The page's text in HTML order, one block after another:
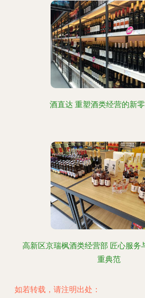
酒直达 重塑酒类经营的新
高新区京瑞枫酒类经营部 匠心服务
重典范
如若转载，请注明出处：